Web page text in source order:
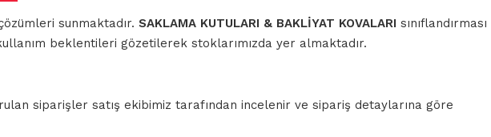
sunmaktadır. SAKLAMA KUTULARI & BAKLİYAT KOVALARI sınıflandırması
beklentileri gözetilerek stoklarımızda yer almaktadır.
siparişler satış ekibimiz tarafından incelenir ve sipariş detaylarına göre